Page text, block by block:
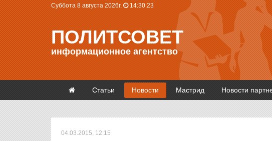
Суббота 8 августа 2026г. 14:30:23
ПОЛИТСОВЕТ
информационное агентство
Статьи Новости Мастрид Новости
04.03.2015, 12:15